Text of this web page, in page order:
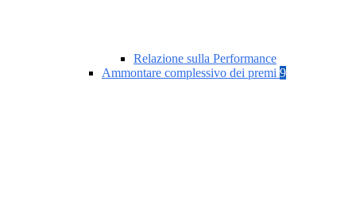
Relazione sulla Performance
Ammontare complessivo dei premi 9